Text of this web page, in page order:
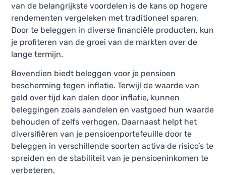
van de belangrijkste voordelen is de kans op hogere
rendementen vergeleken met traditioneel sparen.
Door te beleggen in diverse financiële producten, kun
je profiteren van de groei van de markten over de
lange termijn.
Bovendien biedt beleggen voor je pensioen
bescherming tegen inflatie. Terwijl de waarde van
geld over tijd kan dalen door inflatie, kunnen
beleggingen zoals aandelen en vastgoed hun waarde
behouden of zelfs verhogen. Daarnaast helpt het
diversifiëren van je pensioenportefeuille door te
beleggen in verschillende soorten activa de risico’s te
spreiden en de stabiliteit van je pensioeninkomen te
verbeteren.